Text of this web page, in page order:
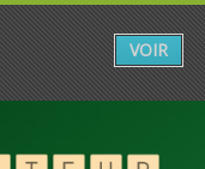
VOIR